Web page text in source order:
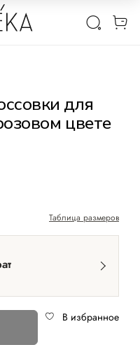
1 / 4
для
цвете
Таблица размеров
В избранное